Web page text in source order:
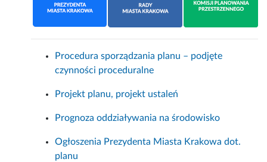
Procedura sporządzania planu – podjęte
czynności proceduralne
Projekt planu, projekt ustaleń
Prognoza oddziaływania na środowisko
Ogłoszenia Prezydenta Miasta Krakowa dot.
planu